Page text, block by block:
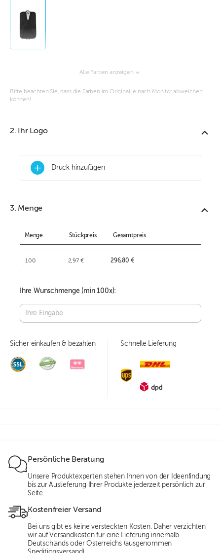
Alle Farben anzeigen
Bitte beachten Sie, dass die Farben im Original je nach Monitor abweichen
können!
2. Ihr Logo
+ Druck hinzufügen
3. Menge
Menge Stückpreis Gesamtpreis
100 2,97 € 296,80 €
Ihre Wunschmenge (min100x):
Sicher einkaufen & bezahlen Schnelle Lieferung
Persönliche Beratung
Unsere Produktexperten stehen Ihnen von der Ideenfindung
bis zur Auslieferung Ihrer Produkte jederzeit persönlich zur
Seite.
Kostenfreier Versand
Bei uns gibt es keine versteckten Kosten. Daher verzichten
wir auf Versandkosten für eine Lieferung innerhalb
Deutschlands oder Österreichs (ausgenommen